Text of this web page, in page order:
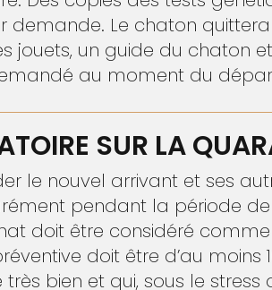
demande. Le chaton
jouets, un guide du chaton
au moment du
SUR LA
le nouvel arrivant et ses
pendant la période
doit être considéré
doit être d’au moins
très bien et qui, sous le